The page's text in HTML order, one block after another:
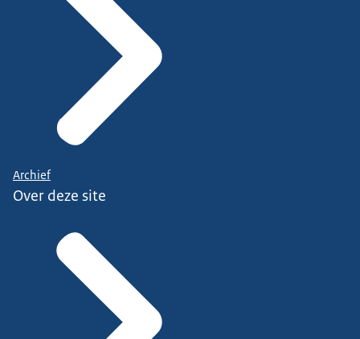
Archief
Over deze site